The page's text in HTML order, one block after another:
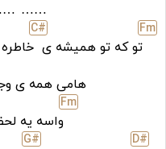
……
Fm
تو که تو همیشه ی
C#
هامی همه ی
Fm
واسه یه
D#
G#